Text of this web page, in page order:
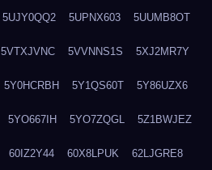
5UJY0QQ2 5UPNX603 5UUMB8OT
5VTXJVNC 5VVNNS1S 5XJ2MR7Y
5Y0HCRBH 5Y1QS60T 5Y86UZX6
5YO667IH 5YO7ZQGL 5Z1BWJEZ
60IZ2Y44 60X8LPUK 62LJGRE8